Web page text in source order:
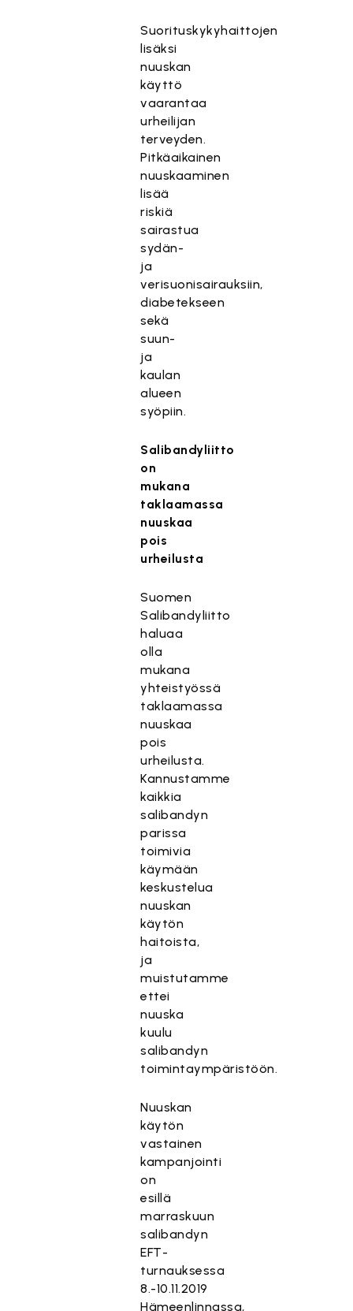
Suorituskykyhaittojen
lisäksi
nuuskan
käyttö
vaarantaa
urheilijan
terveyden.
Pitkäaikainen
nuuskaaminen
lisää
riskiä
sairastua
sydän-
ja
verisuonisairauksiin,
diabetekseen
sekä
suun-
ja
kaulan
alueen
syöpiin.
Salibandyliitto
on
mukana
taklaamassa
nuuskaa
pois
urheilusta
Suomen
Salibandyliitto
haluaa
olla
mukana
yhteistyössä
taklaamassa
nuuskaa
pois
urheilusta.
Kannustamme
kaikkia
salibandyn
parissa
toimivia
käymään
keskustelua
nuuskan
käytön
haitoista,
ja
muistutamme
ettei
nuuska
kuulu
salibandyn
toimintaympäristöön.
Nuuskan
käytön
vastainen
kampanjointi
on
esillä
marraskuun
salibandyn
EFT-
turnauksessa
8.-10.11.2019
Hämeenlinnassa,